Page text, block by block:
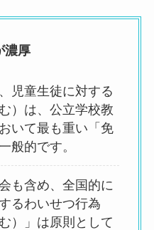
濃厚
児童生徒に対する
）は、公立学校教
いて最も重い「免
般的です。
も含め、全国的に
るわいせつ行為
）」は原則として